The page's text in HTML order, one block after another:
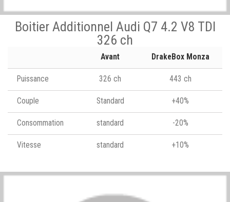
Boitier Additionnel Audi Q7 4.2 V8 TDI
326 ch
Avant DrakeBox Monza
Puissance 326 ch 443 ch
Couple Standard +40%
Consommation standard -20%
Vitesse standard +10%